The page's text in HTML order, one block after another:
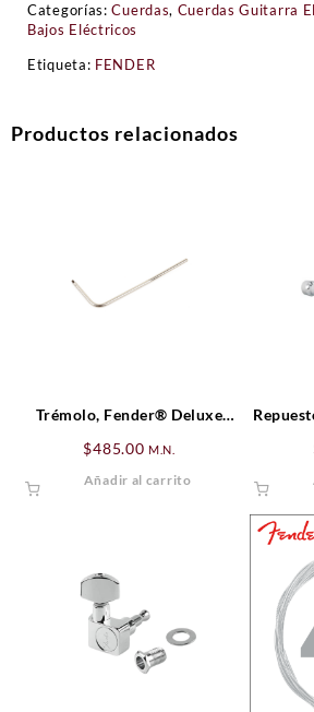
Categorías:Cuerdas, Cuerdas Guitarra
Bajos Eléctricos
Etiqueta: FENDER
Productos relacionados
Trémolo, Fender® Deluxe
$485.00 M.N.
Añadir al carrito